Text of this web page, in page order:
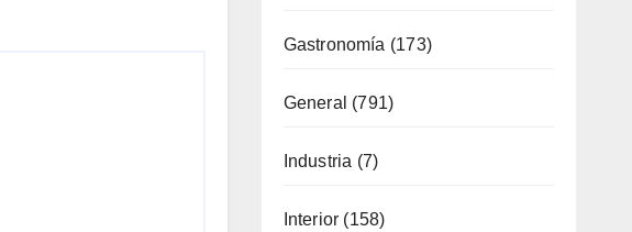
Gastronomía (173)
General (791)
Industria (7)
Interior (158)